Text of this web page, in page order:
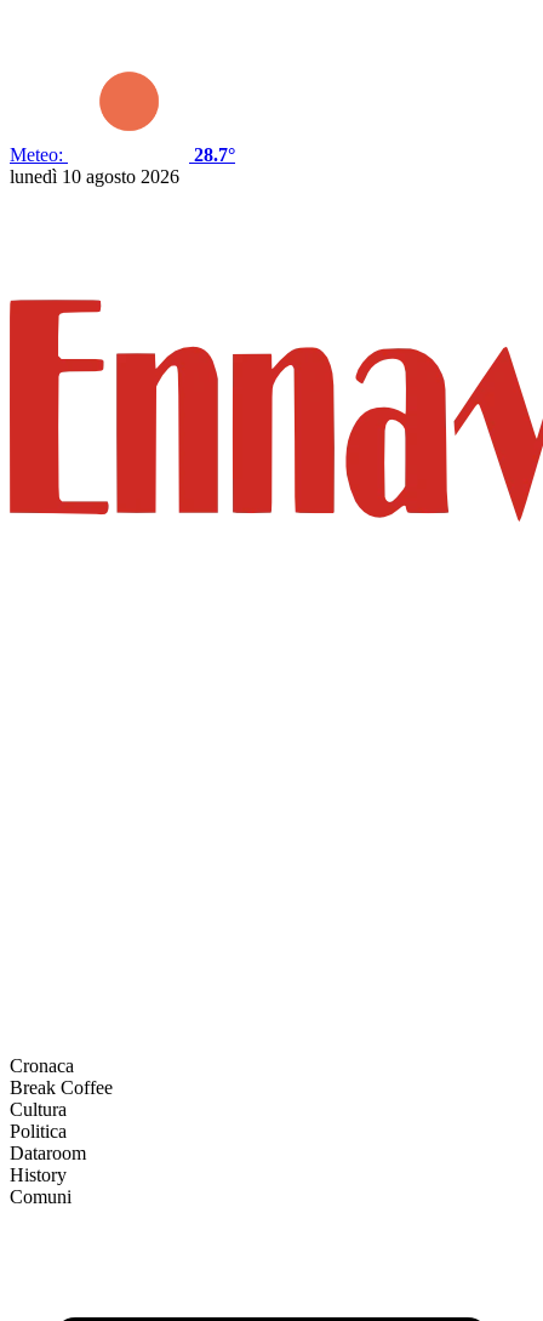
Meteo:
28.7°
lunedì 10 agosto 2026
Cronaca
Break Coffee
Cultura
Politica
Dataroom
History
Comuni